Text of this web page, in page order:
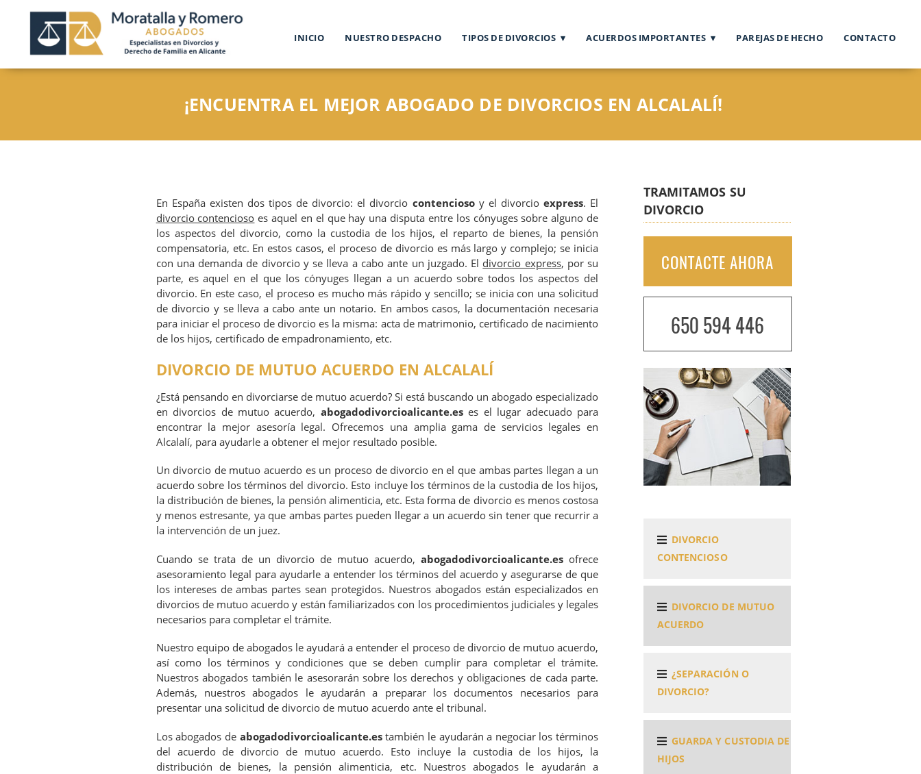
INICIO NUESTRO DESPACHO TIPOS DE DIVORCIOS ACUERDOS IMPORTANTES PAREJAS DE HECHO CONTACTO
¡ENCUENTRA EL MEJOR ABOGADO DE DIVORCIOS EN ALCALALÍ!
En España existen dos tipos de divorcio: el divorcio contenciosoy el divorcio express. El
divorcio contencioso es aquel en el que hay una disputa entre los cónyuges sobre alguno de
los aspectos del divorcio, como la custodia de los hijos, el reparto de bienes, la pensión
compensatoria, etc. En estos casos, el proceso de divorcio es más largo y complejo; se inicia
con una demanda de divorcio y se lleva a cabo ante un juzgado. El divorcio express, por su
parte, es aquel en el que los cónyuges llegan a un acuerdo sobre todos los aspectos del
divorcio. En este caso, el proceso es mucho más rápido y sencillo; se inicia con una solicitud
de divorcio y se lleva a cabo ante un notario. En ambos casos, la documentación necesaria
para iniciar el proceso de divorcio es la misma: acta de matrimonio, certificado de nacimiento
de los hijos, certificado de empadronamiento, etc.
DIVORCIO DE MUTUO ACUERDO EN ALCALALÍ
¿Está pensando en divorciarse de mutuo acuerdo? Si está buscando un abogado especializado
en divorcios de mutuo acuerdo, abogadodivorcioalicante.eses el lugar adecuado para
encontrar la mejor asesoría legal. Ofrecemos una amplia gama de servicios legales en
Alcalalí, para ayudarle a obtener el mejor resultado posible.
Un divorcio de mutuo acuerdo es un proceso de divorcio en el que ambas partes llegan a un
acuerdo sobre los términos del divorcio. Esto incluye los términos de la custodia de los hijos,
la distribución de bienes, la pensión alimenticia, etc. Esta forma de divorcio es menos costosa
y menos estresante, ya que ambas partes pueden llegar a un acuerdo sin tener que recurrir a
la intervención de un juez.
Cuando se trata de un divorcio de mutuo acuerdo,abogadodivorcioalicante.es ofrece
asesoramiento legal para ayudarle a entender los términos del acuerdo y asegurarse de que
los intereses de ambas partes sean protegidos. Nuestros abogados están especializados en
divorcios de mutuo acuerdo y están familiarizados con los procedimientos judiciales y legales
necesarios para completar el trámite.
Nuestro equipo de abogados le ayudará a entender el proceso de divorcio de mutuo acuerdo,
así como los términos y condiciones que se deben cumplir para completar el trámite.
Nuestros abogados también le asesorarán sobre los derechos y obligaciones de cada parte.
Además, nuestros abogados le ayudarán a preparar los documentos necesarios para
presentar una solicitud de divorcio de mutuo acuerdo ante el tribunal.
Los abogados de abogadodivorcioalicante.estambién le ayudarán a negociar los términos
del acuerdo de divorcio de mutuo acuerdo. Esto incluye la custodia de los hijos, la
distribución de bienes, la pensión alimenticia, etc. Nuestros abogados le ayudarán a
TRAMITAMOS SU
DIVORCIO
CONTACTE AHORA
650 594 446
DIVORCIO
CONTENCIOSO
DIVORCIO DE MUTUO
ACUERDO
¿SEPARACIÓN O
DIVORCIO?
GUARDA Y CUSTODIA DE
HIJOS